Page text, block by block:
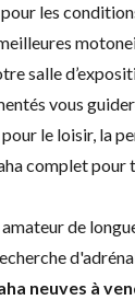
les
salle
vous
le loisir, la
complet pour
de
neuves à